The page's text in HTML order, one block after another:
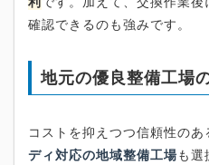
確認できるのも強みです。
地元の優良整備工場
コストを抑えつつ信頼性のあ
ディ対応の地域整備工場も選